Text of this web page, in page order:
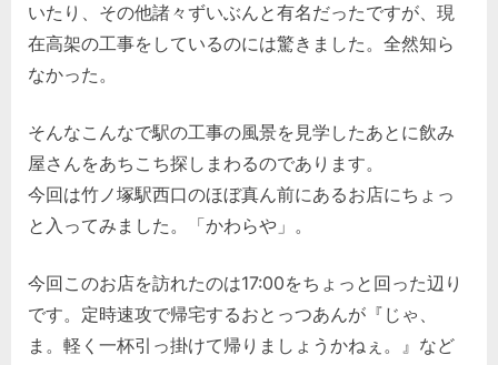
いたり、その他諸々ずいぶんと有名だったですが、現
在高架の工事をしているのには驚きました。全然知ら
なかった。
そんなこんなで駅の工事の風景を見学したあとに飲み
屋さんをあちこち探しまわるのであります。
今回は竹ノ塚駅西口のほぼ真ん前にあるお店にちょっ
と入ってみました。「かわらや」。
今回このお店を訪れたのは17:00をちょっと回った辺り
です。定時速攻で帰宅するおとっつあんが『じゃ、
ま。軽く一杯引っ掛けて帰りましょうかねぇ。』など